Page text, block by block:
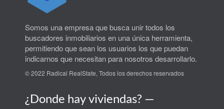
Somos una empresa que busca unir todos los
buscadores inmobiliarios en una única herramienta,
permitiendo que sean los usuarios los que puedan
indicarnos que necesitan para nosotros desarrollarlo.
© 2022 Radical RealState, Todos los derechos reservados
¿Donde hay viviendas? —